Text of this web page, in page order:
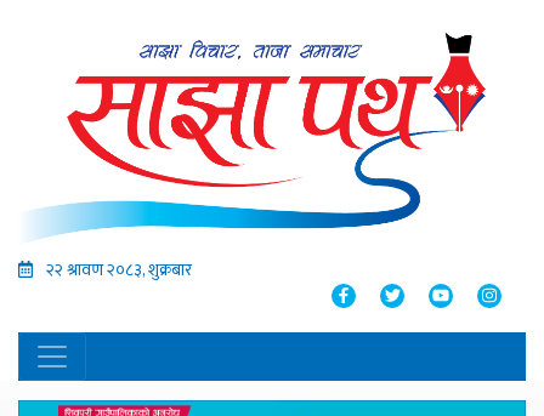
२२ श्रावण २०८३, शुक्रबार